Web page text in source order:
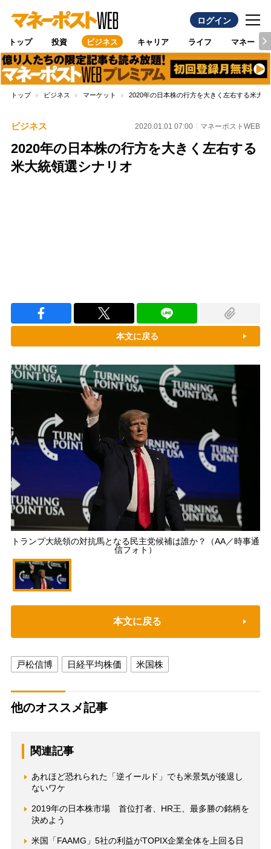
ログイン
トップ 投資 ビジネス キャリア ライフ マネー
トップ ビジネス マーケット 2020年の日本株の行方を大きく左右する米大
ビジネス 2020.01.01 07:00 マネーポストWEB
2020年の日本株の行方を大きく左右する
米大統領選シナリオ
本文に戻る
トランプ大統領の対抗馬となる民主党候補は誰か？（AA／時事通
信フォト）
本文に戻る
戸松信博 日経平均株価 米国株
他のオススメ記事
関連記事
あれほど恐れられた「逆イールド」でも米景気が後退し
ないワケ
2019年の日本株市場 首位打者、HR王、最多勝の銘柄を
決めよう
米国「FAAMG」5社の利益がTOPIX企業全体を上回る日